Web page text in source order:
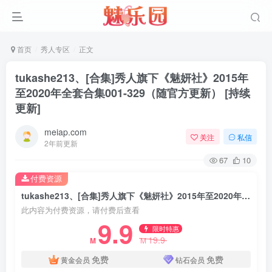
首页 秀人专区 正文
tukashe213、[合集]秀人旗下《魅妍社》2015年
至2020年全套合集001-329（随官方更新） [持续
更新]
meiap.com
2年前更新
关注 私信
67 10
tukashe213、[合集]秀人旗下《魅妍社》2015年至2020年全套合集001-329（随官方更新） [持续更新]
此内容为付费资源，请付费后查看
M 9.9 限时特惠
M19.9
黄金会员 免费 钻石会员 免费
付费资源